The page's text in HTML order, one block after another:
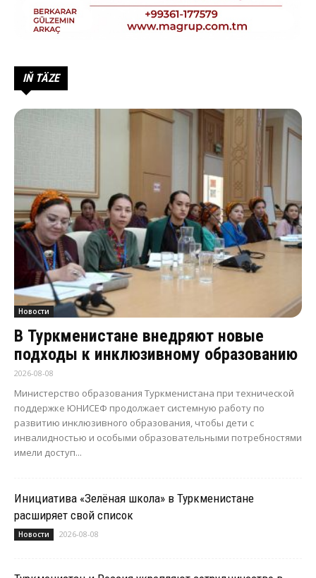
IŇ TÄZE
Новости
В Туркменистане внедряют новые
подходы к инклюзивному образованию
2026-08-08
Министерство образования Туркменистана при технической
поддержке ЮНИСЕФ продолжает системную работу по
развитию инклюзивного образования, чтобы дети с
инвалидностью и особыми образовательными потребностями
имели доступ...
Инициатива «Зелёная школа» в Туркменистане
расширяет свой список
Новости 2026-08-08